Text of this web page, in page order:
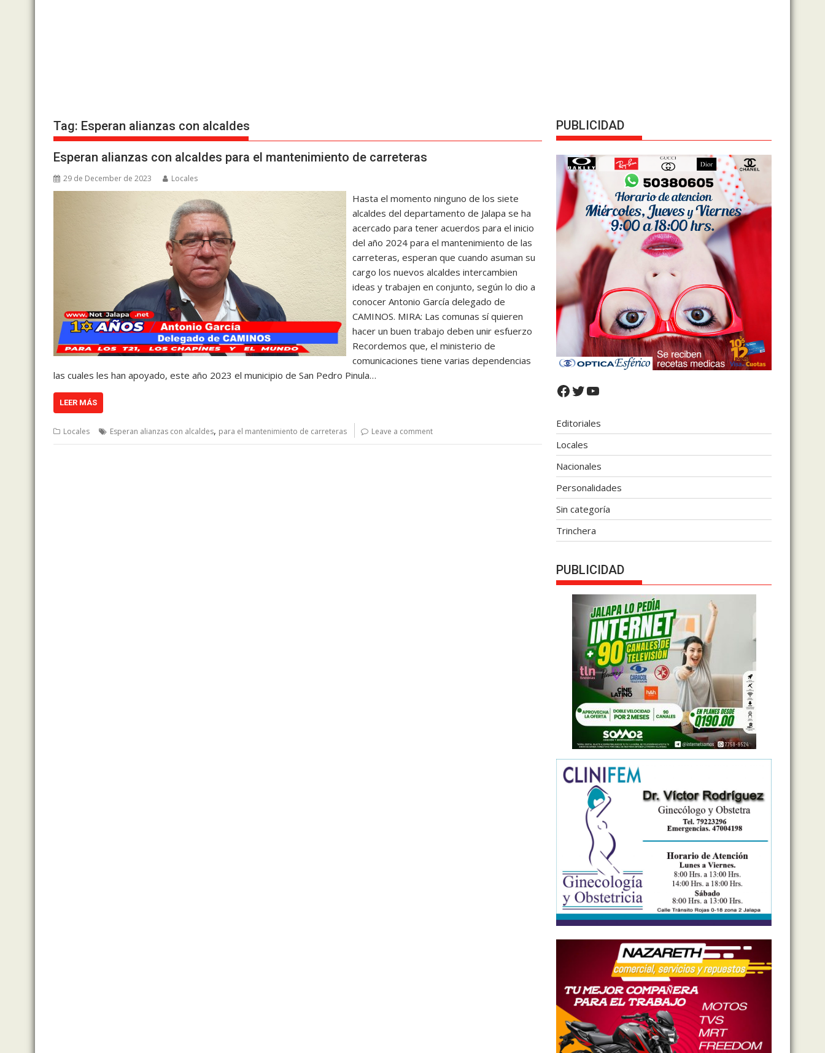
Tag: Esperan alianzas con alcaldes
Esperan alianzas con alcaldes para el mantenimiento de carreteras
29 de December de 2023 Locales
Hasta el momento ninguno de los siete
alcaldes del departamento de Jalapa se ha
acercado para tener acuerdos para el inicio
del año 2024 para el mantenimiento de las
carreteras, esperan que cuando asuman su
cargo los nuevos alcaldes intercambien
ideas y trabajen en conjunto, según lo dio a
conocer Antonio García delegado de
CAMINOS. MIRA: Las comunas sí quieren
hacer un buen trabajo deben unir esfuerzo
Recordemos que, el ministerio de
comunicaciones tiene varias dependencias
las cuales les han apoyado, este año 2023 el municipio de San Pedro Pinula…
LEER MÁS
Locales Esperan alianzas con alcaldes, para el mantenimiento de carreteras Leave a comment
PUBLICIDAD
Facebook
Twitter
YouTube
Editoriales
Locales
Nacionales
Personalidades
Sin categoría
Trinchera
PUBLICIDAD